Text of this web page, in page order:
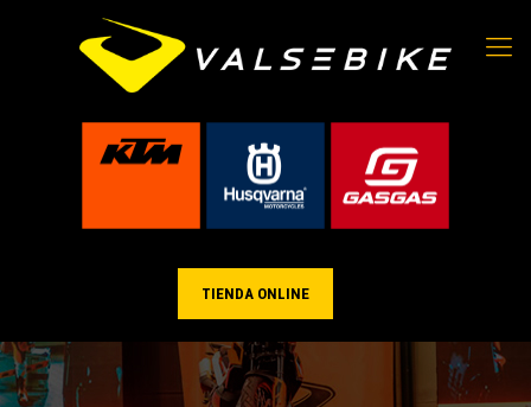
TIENDA ONLINE